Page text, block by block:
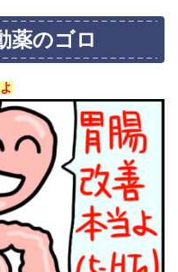
薬のゴロ